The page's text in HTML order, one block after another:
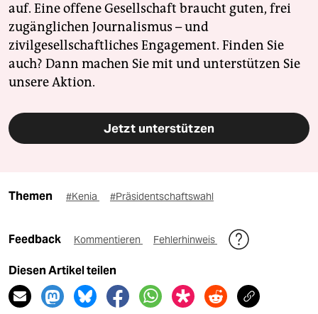
auf. Eine offene Gesellschaft braucht guten, frei
zugänglichen Journalismus – und
zivilgesellschaftliches Engagement. Finden Sie
auch? Dann machen Sie mit und unterstützen Sie
unsere Aktion.
Jetzt unterstützen
Themen #Kenia #Präsidentschaftswahl
Feedback Kommentieren Fehlerhinweis
Diesen Artikel teilen